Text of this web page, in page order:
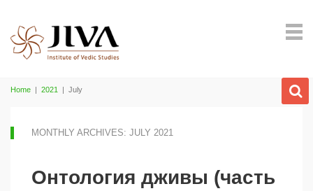
Home | 2021 | July
MONTHLY ARCHIVES: JULY 2021
Онтология дживы (часть